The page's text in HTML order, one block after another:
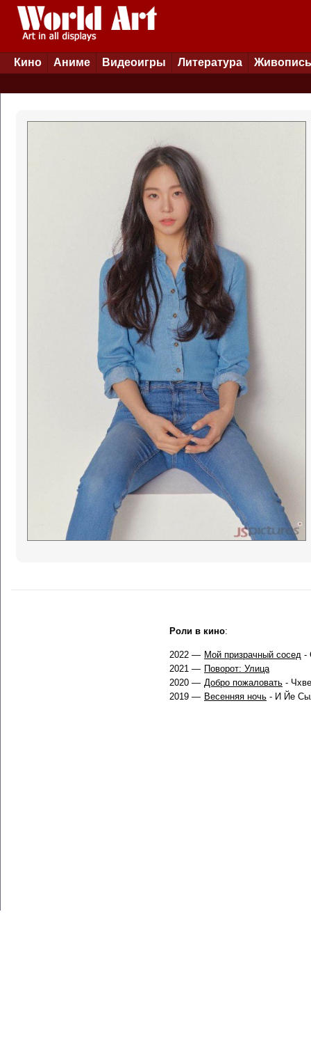
Кино Аниме Видеоигры Литература Живопись
Роли в кино:
2022 — Мой призрачный сосед -
2021 — Поворот: Улица
2020 — Добро пожаловать -
2019 — Весенняя ночь - И Йе